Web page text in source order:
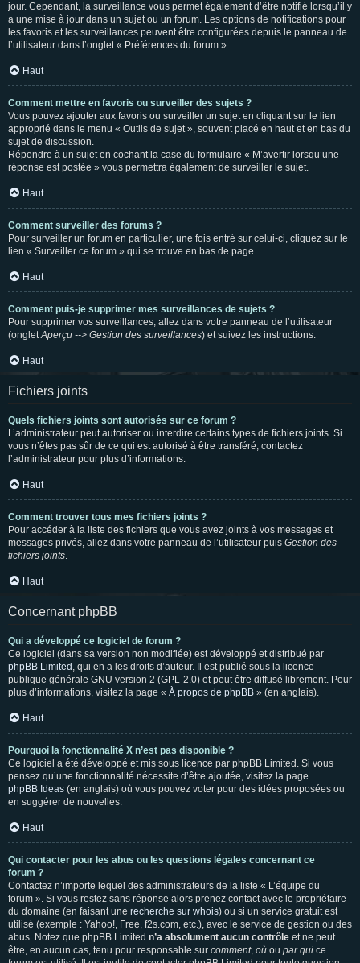
jour. Cependant, la surveillance vous permet également d’être notifié lorsqu’il y
a une mise à jour dans un sujet ou un forum. Les options de notifications pour
les favoris et les surveillances peuvent être configurées depuis le panneau de
l’utilisateur dans l’onglet « Préférences du forum ».
Haut
Comment mettre en favoris ou surveiller des sujets ?
Vous pouvez ajouter aux favoris ou surveiller un sujet en cliquant sur le lien
approprié dans le menu « Outils de sujet », souvent placé en haut et en bas du
sujet de discussion.
Répondre à un sujet en cochant la case du formulaire « M’avertir lorsqu’une
réponse est postée » vous permettra également de surveiller le sujet.
Haut
Comment surveiller des forums ?
Pour surveiller un forum en particulier, une fois entré sur celui-ci, cliquez sur le
lien « Surveiller ce forum » qui se trouve en bas de page.
Haut
Comment puis-je supprimer mes surveillances de sujets ?
Pour supprimer vos surveillances, allez dans votre panneau de l’utilisateur
(ongletAperçu --> Gestion des surveillances) et suivez les instructions.
Haut
Fichiers joints
Quels fichiers joints sont autorisés sur ce forum ?
L’administrateur peut autoriser ou interdire certains types de fichiers joints. Si
vous n’êtes pas sûr de ce qui est autorisé à être transféré, contactez
l’administrateur pour plus d’informations.
Haut
Comment trouver tous mes fichiers joints ?
Pour accéder à la liste des fichiers que vous avez joints à vos messages et
messages privés, allez dans votre panneau de l’utilisateur puis Gestion des
fichiers joints.
Haut
Concernant phpBB
Qui a développé ce logiciel de forum ?
Ce logiciel (dans sa version non modifiée) est développé et distribué par
phpBB Limited , qui en a les droits d’auteur. Il est publié sous la licence
publique générale GNU version 2 (GPL-2.0) et peut être diffusé librement. Pour
plus d’informations, visitez la page « À propos de phpBB » (en anglais).
Haut
Pourquoi la fonctionnalité X n’est pas disponible ?
Ce logiciel a été développé et mis sous licence par phpBB Limited. Si vous
pensez qu’une fonctionnalité nécessite d’être ajoutée, visitez la page
phpBB Ideas (en anglais) où vous pouvez voter pour des idées proposées ou
en suggérer de nouvelles.
Haut
Qui contacter pour les abus ou les questions légales concernant ce
forum ?
Contactez n’importe lequel des administrateurs de la liste « L’équipe du
forum ». Si vous restez sans réponse alors prenez contact avec le propriétaire
du domaine (en faisant une recherche sur whois) ou si un service gratuit est
utilisé (exemple : Yahoo!, Free, f2s.com, etc.), avec le service de gestion ou des
abus. Notez que phpBB Limited n’a absolument aucun contrôle et ne peut
être, en aucun cas, tenu pour responsable sur comment, où ou par qui ce